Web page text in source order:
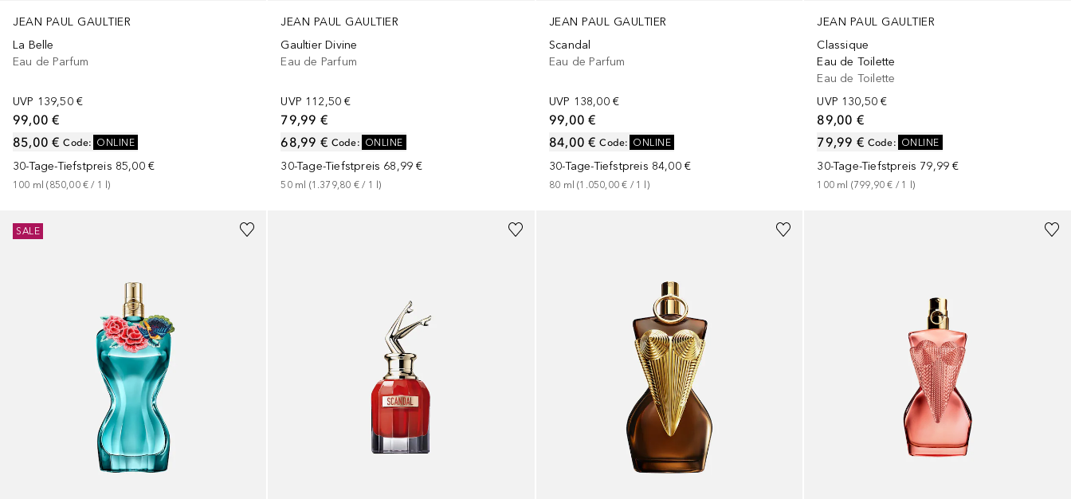
JEAN PAUL GAULTIER
La Belle
Eau de Parfum
UVP 139,50 €
99,00 €
Code: ONLINE
85,00 €
30-Tage-Tiefstpreis 85,00 €
100 ml (850,00 € / 1 l)
JEAN PAUL GAULTIER
Gaultier Divine
Eau de Parfum
UVP 112,50 €
79,99 €
Code: ONLINE
68,99 €
30-Tage-Tiefstpreis 68,99 €
50 ml (1.379,80 € / 1 l)
JEAN PAUL GAULTIER
Scandal
Eau de Parfum
UVP 138,00 €
99,00 €
Code: ONLINE
84,00 €
30-Tage-Tiefstpreis 84,00 €
80 ml (1.050,00 € / 1 )
JEAN PAUL GAULTIER
Classique
Eau de Toilette
Eau de Toilette
UVP 130,50 €
89,00 €
Code: ONLINE
79,99 €
30-Tage-Tiefstpreis 79,99 €
100 ml (799,90 € / 1 )
SALE
Größen Größen Größen Größen